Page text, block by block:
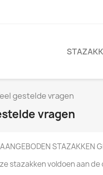
gestelde vragen
vragen
STAZAKKEN
stazakken voldoen aan